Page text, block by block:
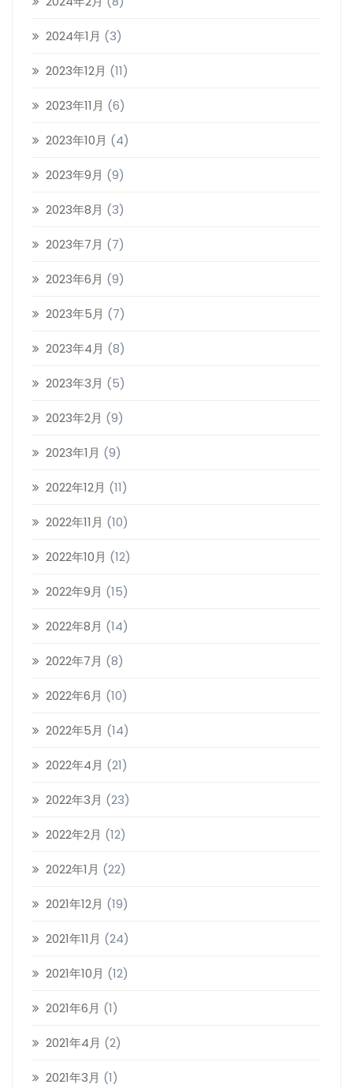
2024年1月 (3)
2023年12月 (11)
2023年11月 (6)
2023年10月 (4)
2023年9月 (9)
2023年8月 (3)
2023年7月 (7)
2023年6月 (9)
2023年5月 (7)
2023年4月 (8)
2023年3月 (5)
2023年2月 (9)
2023年1月 (9)
2022年12月 (11)
2022年11月 (10)
2022年10月 (12)
2022年9月 (15)
2022年8月 (14)
2022年7月 (8)
2022年6月 (10)
2022年5月 (14)
2022年4月 (21)
2022年3月 (23)
2022年2月 (12)
2022年1月 (22)
2021年12月 (19)
2021年11月 (24)
2021年10月 (12)
2021年6月 (1)
2021年4月 (2)
2021年3月 (1)